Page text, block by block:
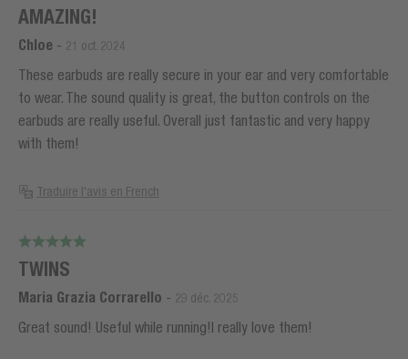
AMAZING!
Chloe - 21 oct. 2024
These earbuds are really secure in your ear and very comfortable
to wear. The sound quality is great, the button controls on the
earbuds are really useful. Overall just fantastic and very happy
with them!
Traduire l'avis en French
TWINS
Maria Grazia Corrarello - 29 déc. 2025
Great sound! Useful while running!I really love them!